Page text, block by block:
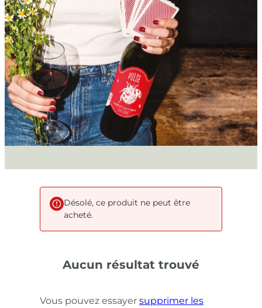
Désolé, ce produit ne peut être
acheté.
Aucun résultat trouvé
Vous pouvez essayer supprimer les